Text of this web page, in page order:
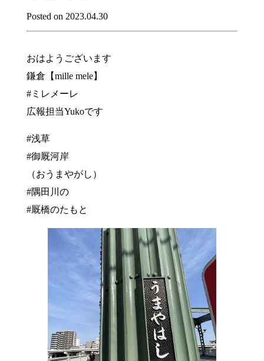
Posted on 2023.04.30
おはようございます
鎌倉【mille mele】
#ミレメーレ
広報担当Yukoです
#浅草
#御厩河岸
（おうまやがし）
#隅田川の
#厩橋のたもと